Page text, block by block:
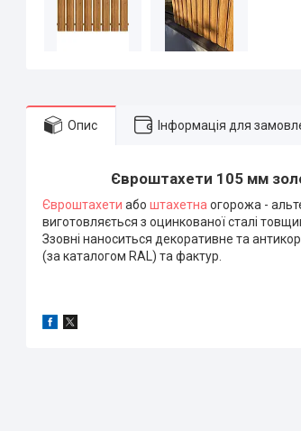
Опис Інформація для
Євроштахети 105 мм
Євроштахети або штахетна огорожа -
виготовляється з оцинкованої сталі
Ззовні наноситься декоративне та
(за каталогом RAL) та фактур.